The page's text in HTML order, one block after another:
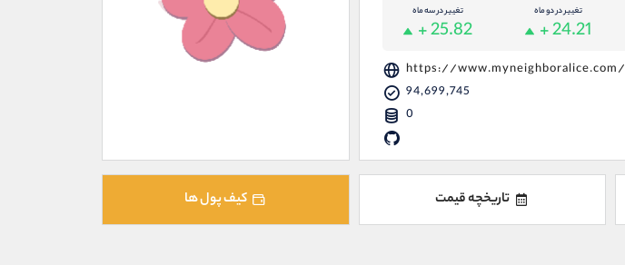
تغییر در دو ماه
+ 24.21
تغییر در سه ماه
+ 25.82
https://www.myneighboralice.com/
94,699,745
0
تاریخچه قیمت کیف پول ها